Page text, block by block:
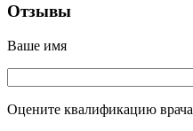
Отзывы
Ваше имя
Оцените квалификацию врача